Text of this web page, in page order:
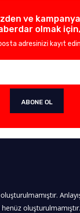
ve
olmak için,
adresinizi kayıt
ABONE OL
oluşturulmamıştır.